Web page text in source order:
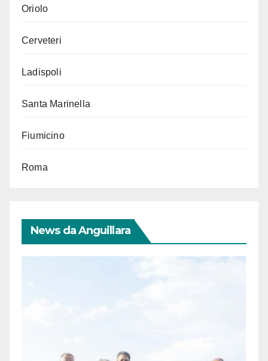
Oriolo
Cerveteri
Ladispoli
Santa Marinella
Fiumicino
Roma
News da Anguillara